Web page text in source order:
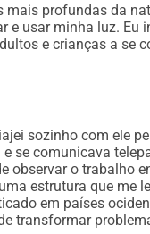
mais profundas da
e usar minha luz. Eu
e crianças a se
sozinho com ele
se comunicava
observar o trabalho
estrutura que me
em países
transformar